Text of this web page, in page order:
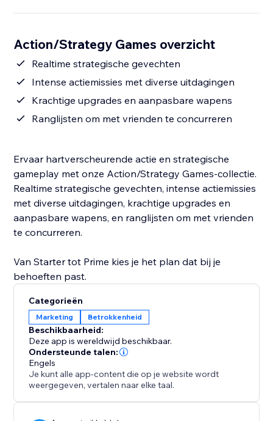
Action/Strategy Games overzicht
Realtime strategische gevechten
Intense actiemissies met diverse uitdagingen
Krachtige upgrades en aanpasbare wapens
Ranglijsten om met vrienden te concurreren
Ervaar hartverscheurende actie en strategische
gameplay met onze Action/Strategy Games-collectie.
Realtime strategische gevechten, intense actiemissies
met diverse uitdagingen, krachtige upgrades en
aanpasbare wapens, en ranglijsten om met vrienden
te concurreren.
Van Starter tot Prime kies je het plan dat bij je
behoeften past.
Categorieën
Marketing Betrokkenheid
Beschikbaarheid:
Deze app is wereldwijd beschikbaar.
Ondersteunde talen:
Engels
Je kunt alle app-content die op je website wordt
weergegeven, vertalen naar elke taal.